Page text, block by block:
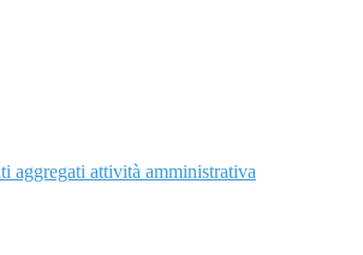
aggregati attività amministrativa